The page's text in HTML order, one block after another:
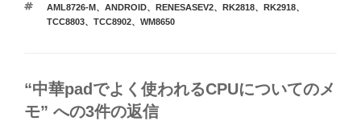
ゴ
リ
タ
グ
AML8726-M、 ANDROID、 RENESASEV2、 RK2818、 RK2918、
TCC8803、 TCC8902、 WM8650
“中華padでよく使われるCPUについてのメ
モ” への3件の返信